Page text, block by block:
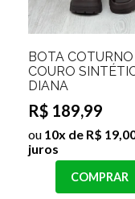
BOTA COTURNO
COURO
DIANA
R$ 189,99
ou 10x de R$
juros
COMPRAR